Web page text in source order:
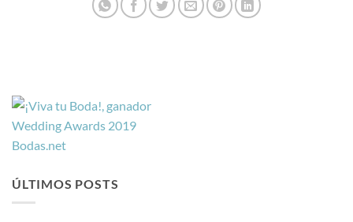
ÚLTIMOS POSTS